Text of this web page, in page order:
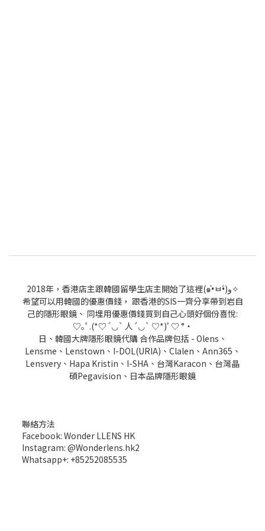
2018年，香港店主跟韓國留學生店主開始了這裡(๑•̀ㅂ•́)و✧
希望可以用韓國的優惠價錢， 跟香港的SIS一齊分享帶到岩自
己的隱形眼鏡、 同埋用優惠價錢買到自己心頭好個份喜悅:
♡｡ﾟ.(*♡´◡` 人´◡` ♡*)ﾟ♡ °・
日、韓國大牌隱形眼鏡代購 合作品牌包括 - Olens、
Lensme、Lenstown、I-DOL(URIA)、Clalen、Ann365、
Lensvery、Hapa Kristin、I-SHA、台灣Karacon、台灣晶
碩Pegavision、日本品牌隱形眼鏡
聯絡方法
Facebook: Wonder LLENS HK
Instagram: @Wonderlens.hk2
Whatsapp+: +85252085535